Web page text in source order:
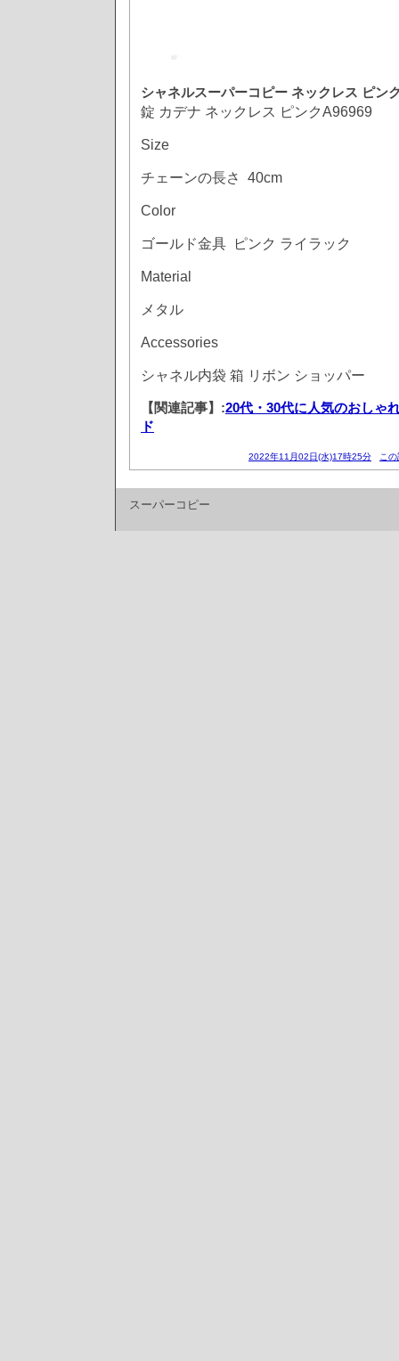
シャネルスーパーコピー ネックレス ピン
錠 カデナ ネックレス ピンクA96969
Size
チェーンの長さ 40cm
Color
ゴールド金具 ピンク ライラック
Material
メタル
Accessories
シャネル内袋 箱 リボン ショッパー
【関連記事】:20代・30代に人気のおしゃ
ド
2022年11月02日(水)17時25分 こ
スーパーコピー